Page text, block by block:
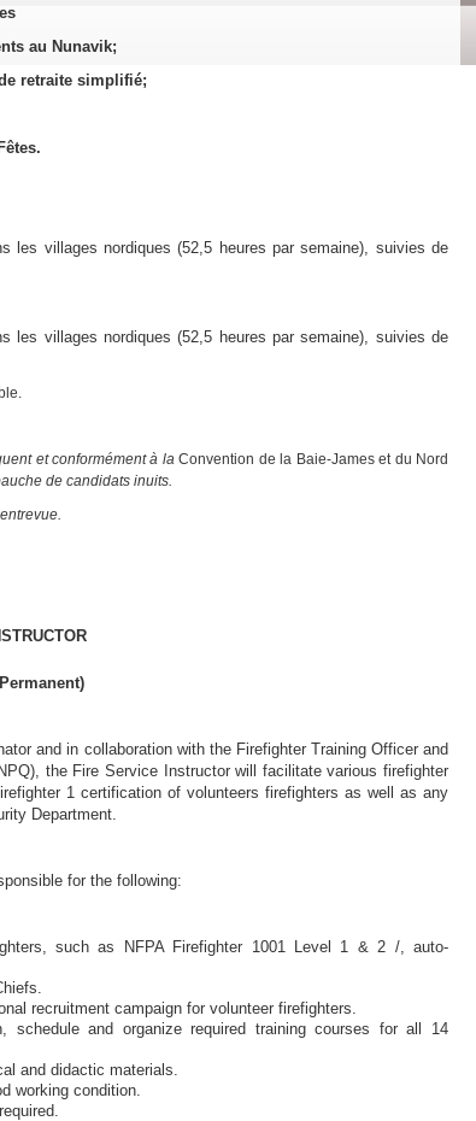
au Nunavik;
retraite simplifié;
les villages nordiques (52,5 heures par semaine), suivies de
les villages nordiques (52,5 heures par semaine), suivies de
et conformément à laConvention de la Baie-James et du Nord
de candidats inuits.
and in collaboration with the Firefighter Training Officer and
the Fire Service Instructor will facilitate various firefighter
1 certification of volunteers firefighters as well as any
Department.
for the following:
such as NFPA Firefighter 1001 Level 1 & 2 /, auto-
recruitment campaign for volunteer firefighters.
schedule and organize required training courses for all 14
and didactic materials.
working condition.